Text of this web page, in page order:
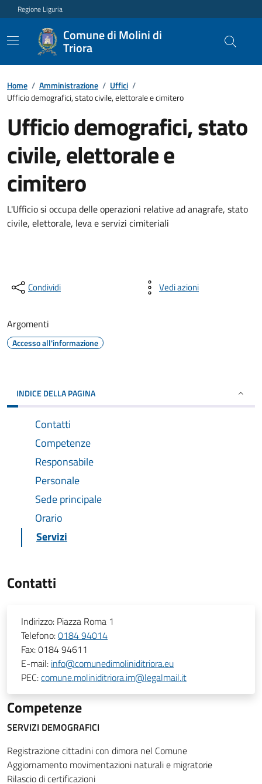
Regione Liguria
Comune di Molini di
Triora
Home / Amministrazione / Uffici /
Ufficio demografici, stato civile, elettorale e cimitero
Ufficio demografici, stato
civile, elettorale e
cimitero
L'Ufficio si occupa delle operazioni relative ad anagrafe, stato
civile, elettorale, leva e servizi cimiteriali
Condividi Vedi azioni
Argomenti
Accesso all'informazione
INDICE DELLA PAGINA
Contatti
Competenze
Responsabile
Personale
Sede principale
Orario
Servizi
Contatti
Indirizzo: Piazza Roma 1
Telefono:0184 94014
Fax:0184 94611
E-mail: info@comunedimoliniditriora.eu
PEC:comune.moliniditriora.im@legalmail.it
Competenze
SERVIZI DEMOGRAFICI
Registrazione cittadini con dimora nel Comune
Aggiornamento movimentazioni naturali e migratorie
Rilascio di certificazioni